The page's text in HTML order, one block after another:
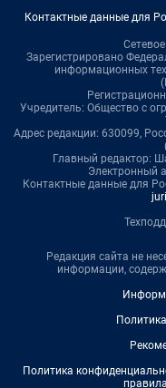
Контактные данные для
Зарегистрировано
информационных
Учредитель: Общество с
Адрес редакции: 630099,
Главный редактор:
Электронный
Контактные данные для
Редакция сайта не
информации,
Политика